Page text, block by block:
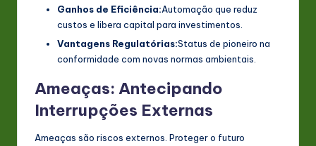
Ganhos de Eficiência:Automação que reduz
custos e libera capital para investimentos.
Vantagens Regulatórias:Status de pioneiro na
conformidade com novas normas ambientais.
Ameaças: Antecipando
Interrupções Externas
Ameaças são riscos externos. Proteger o futuro